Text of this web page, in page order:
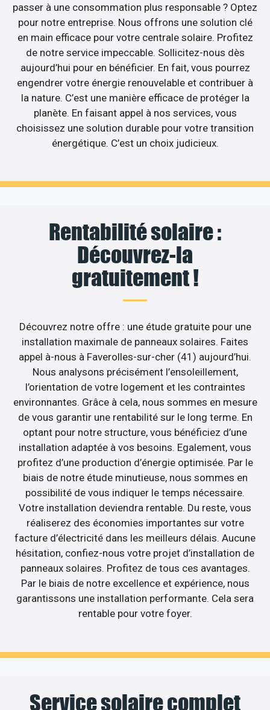
passer à une consommation plus responsable ? Optez
pour notre entreprise. Nous offrons une solution clé
en main efficace pour votre centrale solaire. Profitez
de notre service impeccable. Sollicitez-nous dès
aujourd’hui pour en bénéficier. En fait, vous pourrez
engendrer votre énergie renouvelable et contribuer à
la nature. C’est une manière efficace de protéger la
planète. En faisant appel à nos services, vous
choisissez une solution durable pour votre transition
énergétique. C’est un choix judicieux.
Rentabilité solaire :
Découvrez-la
gratuitement !
Découvrez notre offre : une étude gratuite pour une
installation maximale de panneaux solaires. Faites
appel à-nous à Faverolles-sur-cher (41) aujourd’hui.
Nous analysons précisément l’ensoleillement,
l’orientation de votre logement et les contraintes
environnantes. Grâce à cela, nous sommes en mesure
de vous garantir une rentabilité sur le long terme. En
optant pour notre structure, vous bénéficiez d’une
installation adaptée à vos besoins. Egalement, vous
profitez d’une production d’énergie optimisée. Par le
biais de notre étude minutieuse, nous sommes en
possibilité de vous indiquer le temps nécessaire.
Votre installation deviendra rentable. Du reste, vous
réaliserez des économies importantes sur votre
facture d’électricité dans les meilleurs délais. Aucune
hésitation, confiez-nous votre projet d’installation de
panneaux solaires. Profitez de tous ces avantages.
Par le biais de notre excellence et expérience, nous
garantissons une installation performante. Cela sera
rentable pour votre foyer.
Service solaire complet